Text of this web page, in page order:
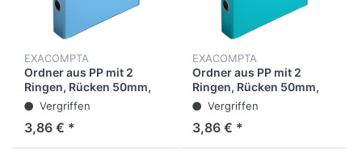
EXACOMPTA
Ordner aus PP mit 2
Ringen, Rücken 50mm,
32x29cm für DIN A4
Überbreite
Vergriffen
3,86 € *
EXACOMPTA
Ordner aus PP mit 2
Ringen, Rücken 50mm,
32x29cm für DIN A4
Überbreite
Vergriffen
3,86 € *